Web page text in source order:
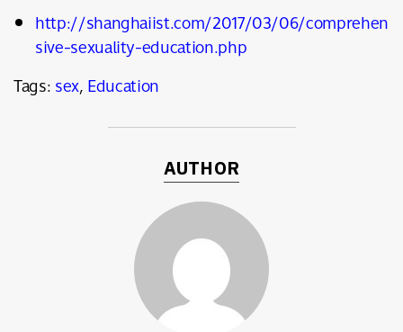
http://shanghaiist.com/2017/03/06/comprehen
sive-sexuality-education.php
Tags:sex,Education
AUTHOR